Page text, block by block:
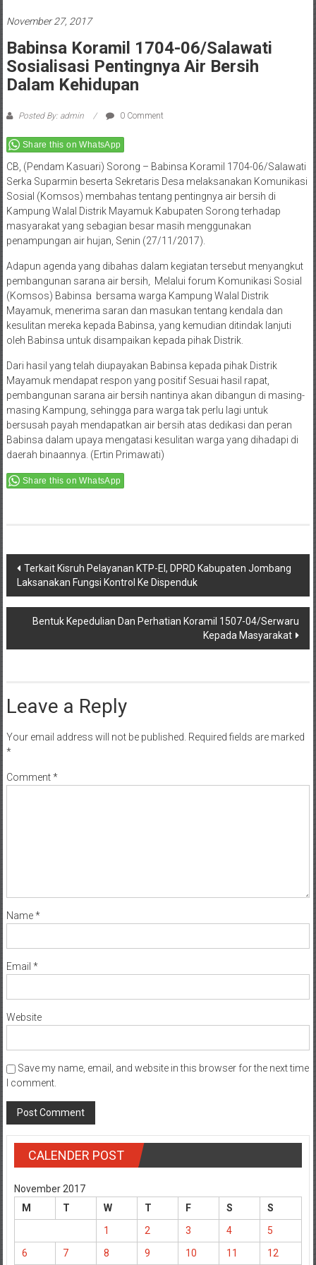
November 27, 2017
Babinsa Koramil 1704-06/Salawati
Sosialisasi Pentingnya Air Bersih
Dalam Kehidupan
Posted By: admin 0 Comment
Share this on WhatsApp
CB, (Pendam Kasuari) Sorong – Babinsa Koramil 1704-06/Salawati
Serka Suparmin beserta Sekretaris Desa melaksanakan Komunikasi
Sosial (Komsos) membahas tentang pentingnya air bersih di
Kampung Walal Distrik Mayamuk Kabupaten Sorong terhadap
masyarakat yang sebagian besar masih menggunakan
penampungan air hujan, Senin (27/11/2017).
Adapun agenda yang dibahas dalam kegiatan tersebut menyangkut
pembangunan sarana air bersih, Melalui forum Komunikasi Sosial
(Komsos) Babinsa bersama warga Kampung Walal Distrik
Mayamuk, menerima saran dan masukan tentang kendala dan
kesulitan mereka kepada Babinsa, yang kemudian ditindak lanjuti
oleh Babinsa untuk disampaikan kepada pihak Distrik.
Dari hasil yang telah diupayakan Babinsa kepada pihak Distrik
Mayamuk mendapat respon yang positif Sesuai hasil rapat,
pembangunan sarana air bersih nantinya akan dibangun di masing-
masing Kampung, sehingga para warga tak perlu lagi untuk
bersusah payah mendapatkan air bersih atas dedikasi dan peran
Babinsa dalam upaya mengatasi kesulitan warga yang dihadapi di
daerah binaannya. (Ertin Primawati)
Share this on WhatsApp
Post
navigation
Terkait Kisruh Pelayanan KTP-El, DPRD Kabupaten Jombang
Laksanakan Fungsi Kontrol Ke Dispenduk
Bentuk Kepedulian Dan Perhatian Koramil 1507-04/Serwaru
Kepada Masyarakat
Leave a Reply
Your email address will not be published. Required fields are marked
*
Comment*
Name*
Email *
Website
Save my name, email, and website in this browser for the next time
I comment.
CALENDER POST
November 2017
M
T W T F S
S
1
2 3 4
5
6
7 8 9 10 11 12